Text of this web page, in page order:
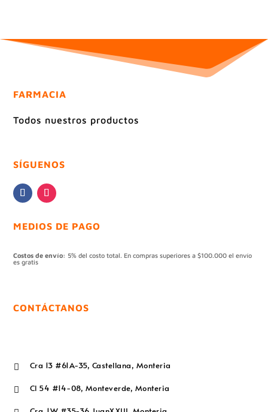
FARMACIA
Todos nuestros productos
SÍGUENOS
MEDIOS DE PAGO
Costos de envío: 5% del costo total. En compras superiores a $100.000 el envío
es gratis
CONTÁCTANOS
 Cra 13 #61A-35, Castellana, Monteria
 Cl 54 #14-08, Monteverde, Monteria